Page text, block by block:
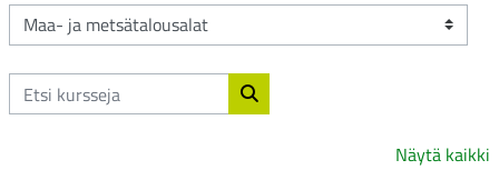
Kurssikategoriat
Etsi kursseja
Etsi kursseja
Näytä kaikki